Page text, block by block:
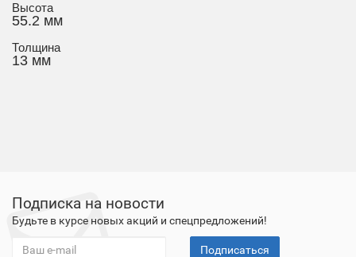
Высота
55.2 мм
Толщина
13 мм
Подписка на новости
Будьте в курсе новых акций и спецпредложений!
Подписаться